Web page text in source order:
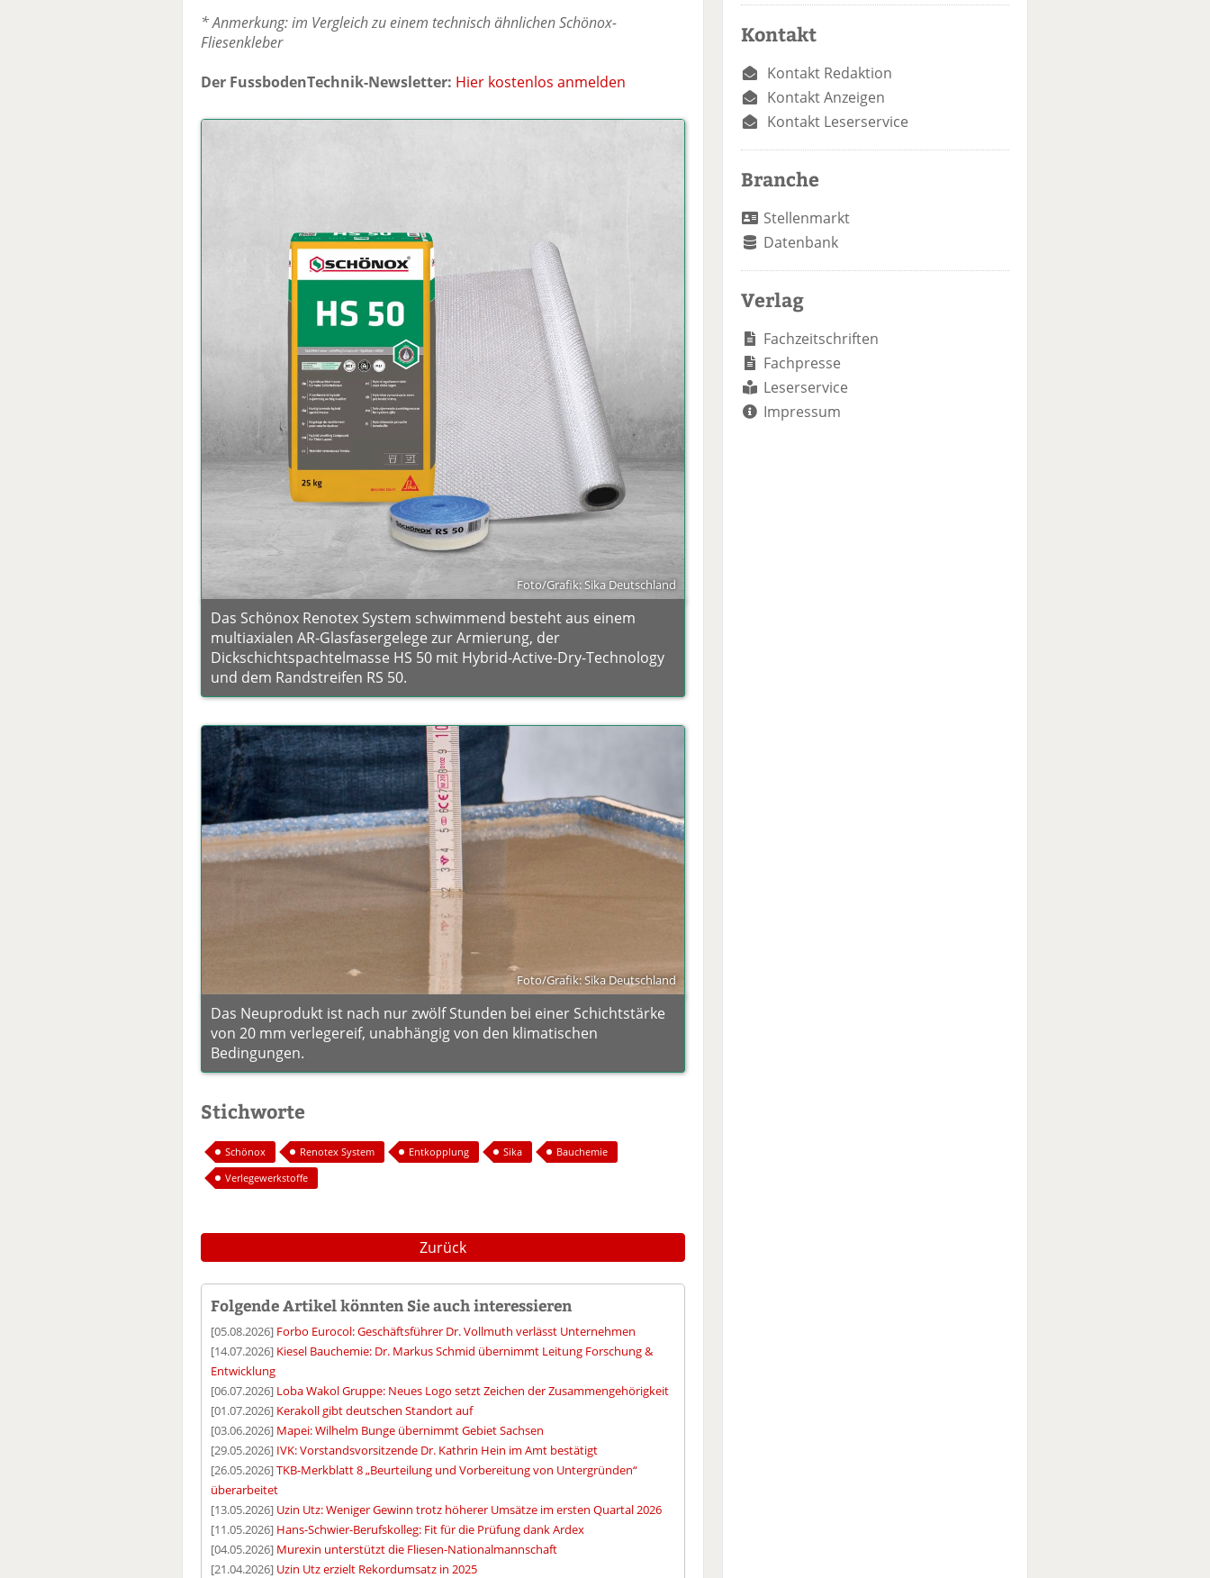
* Anmerkung: im Vergleich zu einem technisch ähnlichen Schönox-
Fliesenkleber
Der FussbodenTechnik-Newsletter: Hier kostenlos anmelden
Foto/Grafik: Sika Deutschland
Das Schönox Renotex System schwimmend besteht aus einem
multiaxialen AR-Glasfasergelege zur Armierung, der
Dickschichtspachtelmasse HS 50 mit Hybrid-Active-Dry-Technology
und dem Randstreifen RS 50.
Foto/Grafik: Sika Deutschland
Das Neuprodukt ist nach nur zwölf Stunden bei einer Schichtstärke
von 20 mm verlegereif, unabhängig von den klimatischen
Bedingungen.
Stichworte
Schönox Renotex System Entkopplung Sika
Bauchemie
Verlegewerkstoffe
Zurück
Folgende Artikel könnten Sie auch interessieren
[05.08.2026] Forbo Eurocol: Geschäftsführer Dr. Vollmuth verlässt Unternehmen
[14.07.2026] Kiesel Bauchemie: Dr. Markus Schmid übernimmt Leitung Forschung &
Entwicklung
[06.07.2026] Loba Wakol Gruppe: Neues Logo setzt Zeichen der Zusammengehörigkeit
[01.07.2026] Kerakoll gibt deutschen Standort auf
[03.06.2026] Mapei: Wilhelm Bunge übernimmt Gebiet Sachsen
[29.05.2026] IVK: Vorstandsvorsitzende Dr. Kathrin Hein im Amt bestätigt
[26.05.2026]TKB-Merkblatt 8 „Beurteilung und Vorbereitung von Untergründen“
überarbeitet
[13.05.2026] Uzin Utz: Weniger Gewinn trotz höherer Umsätze im ersten Quartal 2026
[11.05.2026] Hans-Schwier-Berufskolleg: Fit für die Prüfung dank Ardex
[04.05.2026] Murexin unterstützt die Fliesen-Nationalmannschaft
[21.04.2026] Uzin Utz erzielt Rekordumsatz in 2025
Kontakt
Kontakt Redaktion
Kontakt Anzeigen
Kontakt Leserservice
Branche
Stellenmarkt
Datenbank
Verlag
Fachzeitschriften
Fachpresse
Leserservice
Impressum